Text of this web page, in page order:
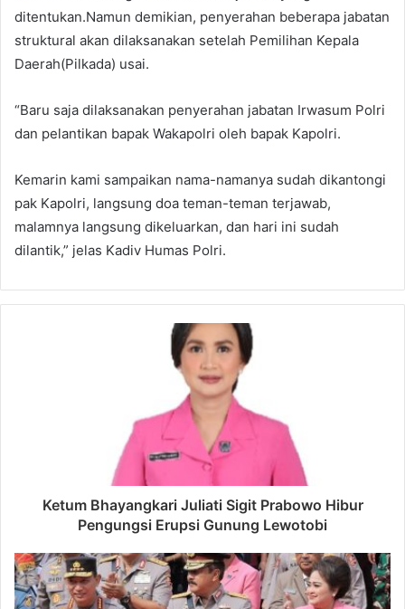
ditentukan.Namun demikian, penyerahan beberapa jabatan
struktural akan dilaksanakan setelah Pemilihan Kepala
Daerah(Pilkada) usai.
“Baru saja dilaksanakan penyerahan jabatan Irwasum Polri
dan pelantikan bapak Wakapolri oleh bapak Kapolri.
Kemarin kami sampaikan nama-namanya sudah dikantongi
pak Kapolri, langsung doa teman-teman terjawab,
malamnya langsung dikeluarkan, dan hari ini sudah
dilantik,” jelas Kadiv Humas Polri.
Ketum Bhayangkari Juliati Sigit Prabowo Hibur
Pengungsi Erupsi Gunung Lewotobi